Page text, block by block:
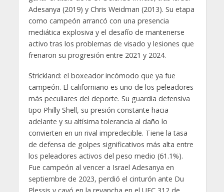
Adesanya (2019) y Chris Weidman (2013). Su etapa
como campeón arrancó con una presencia
mediática explosiva y el desafío de mantenerse
activo tras los problemas de visado y lesiones que
frenaron su progresión entre 2021 y 2024.
Strickland: el boxeador incómodo que ya fue
campeón. El californiano es uno de los peleadores
más peculiares del deporte. Su guardia defensiva
tipo Philly Shell, su presión constante hacia
adelante y su altísima tolerancia al daño lo
convierten en un rival impredecible. Tiene la tasa
de defensa de golpes significativos más alta entre
los peleadores activos del peso medio (61.1%).
Fue campeón al vencer a Israel Adesanya en
septiembre de 2023, perdió el cinturón ante Du